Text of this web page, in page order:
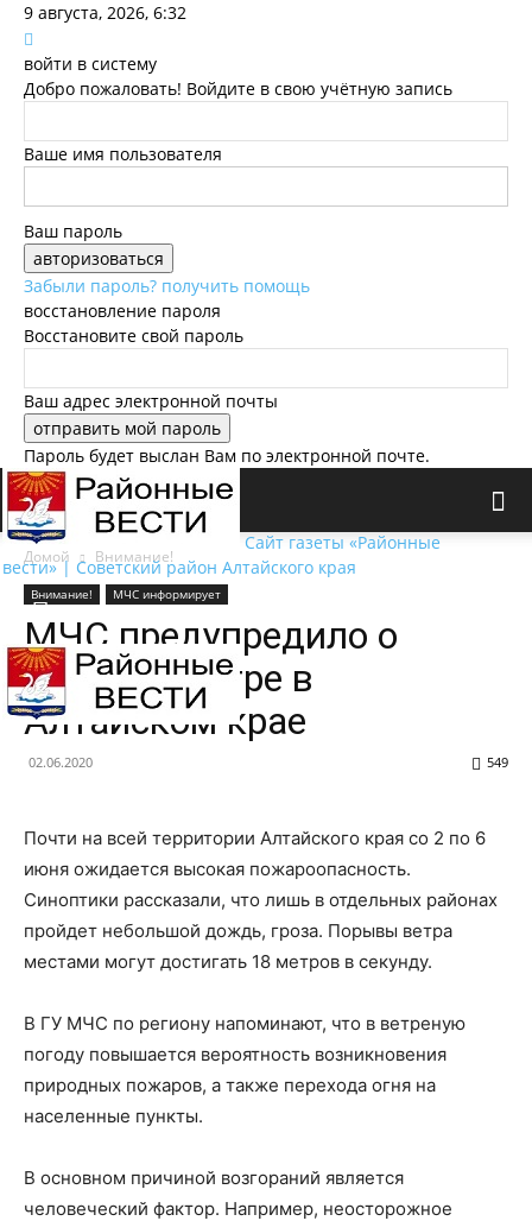
9 августа, 2026, 6:32
войти в систему
Добро пожаловать! Войдите в свою учётную запись
Ваше имя пользователя
Ваш пароль
Забыли пароль? получить помощь
восстановление пароля
Восстановите свой пароль
Ваш адрес электронной почты
Пароль будет выслан Вам по электронной почте.
Сайт газеты «Районные
вести» | Советский район Алтайского края
Домой Внимание!
Внимание! МЧС информирует
МЧС предупредило о
сильном ветре в
Алтайском крае
02.06.2020 549
Почти на всей территории Алтайского края со 2 по 6
июня ожидается высокая пожароопасность.
Синоптики рассказали, что лишь в отдельных районах
пройдет небольшой дождь, гроза. Порывы ветра
местами могут достигать 18 метров в секунду.
В ГУ МЧС по региону напоминают, что в ветреную
погоду повышается вероятность возникновения
природных пожаров, а также перехода огня на
населенные пункты.
В основном причиной возгораний является
человеческий фактор. Например, неосторожное